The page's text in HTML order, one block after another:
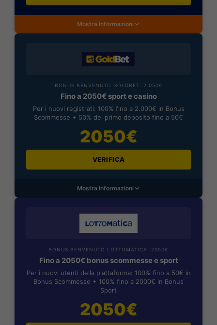
Mostra Informazioni
BONUS BENVENUTO GOLDBET: 2.050€
Fino a 2050€ sport e casino
Per i nuovi registrati: 100% fino a 2.000€ in Bonus
Scommesse + 50% del primo deposito fino a 50€
2050€
VERIFICA
Mostra Informazioni
BONUS BENVENUTO LOTTOMATICA: 2050€
Fino a 2050€ bonus scommesse e sport
Per i nuovi utenti della piattaforma: 100% fino a 50€ in
Bonus Scommesse + 100% fino a 2000€ in Bonus
Sport
2050€